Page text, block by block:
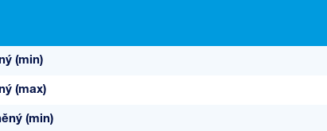
(min)
(max)
(min)